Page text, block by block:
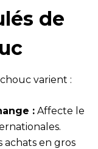
de
varient :
: Affecte le
achats en gros